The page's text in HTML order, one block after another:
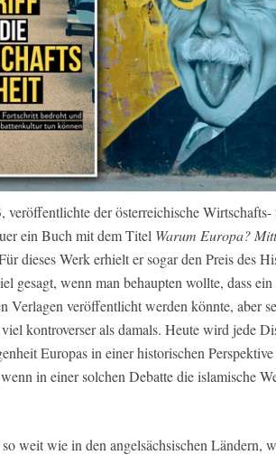
veröffentlichte der österreichische Wirtschafts-
ein Buch mit dem Titel Warum Europa?
dieses Werk erhielt er sogar den Preis des
gesagt, wenn man behaupten wollte, dass
Verlagen veröffentlicht werden könnte, aber
kontroverser als damals. Heute wird jede
Europas in einer historischen
in einer solchen Debatte die islamische
weit wie in den angelsächsischen Ländern,